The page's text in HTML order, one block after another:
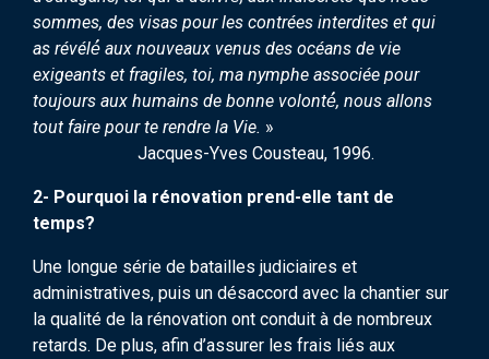
sommes, des visas pour les contrées interdites et qui
as révélé́ aux nouveaux venus des océans de vie
exigeants et fragiles, toi, ma nymphe associée pour
toujours aux humains de bonne volonté́, nous allons
tout faire pour te rendre la Vie. »
Jacques-Yves Cousteau, 1996.
2- Pourquoi la rénovation prend-elle tant de
temps?
Une longue série de batailles judiciaires et
administratives, puis un désaccord avec la chantier sur
la qualité de la rénovation ont conduit à de nombreux
retards. De plus, afin d’assurer les frais liés aux